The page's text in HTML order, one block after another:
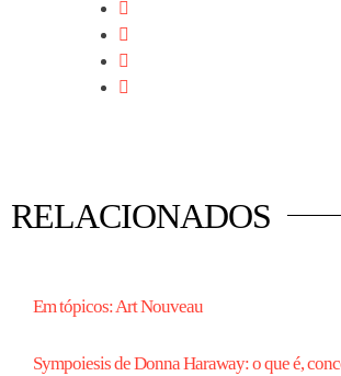
RELACIONADOS
Em tópicos: Art Nouveau
Sympoiesis de Donna Haraway: o que é,